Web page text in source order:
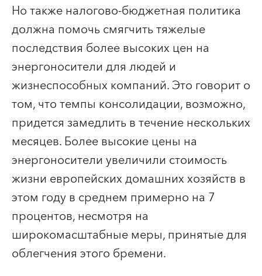
Но также налогово-бюджетная политика
должна помочь смягчить тяжелые
последствия более высоких цен на
энергоносители для людей и
жизнеспособных компаний. Это говорит о
том, что темпы консолидации, возможно,
придется замедлить в течение нескольких
месяцев. Более высокие цены на
энергоносители увеличили стоимость
жизни европейских домашних хозяйств в
этом году в среднем примерно на 7
процентов, несмотря на
широкомасштабные меры, принятые для
облегчения этого бремени.